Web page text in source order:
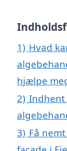
1) Hvad
hjælpe
2) Indhent
3) Få